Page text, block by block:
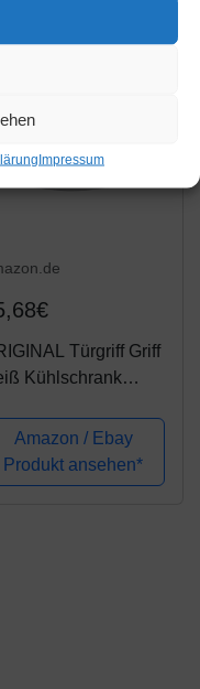
Impressum
Türgriff Griff
Kühlschrank
Amazon / Ebay
Produkt ansehen*